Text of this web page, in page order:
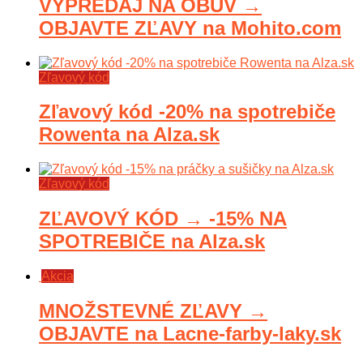
VÝPREDAJ NA OBUV →
OBJAVTE ZĽAVY na Mohito.com
Zľavový kód
Zľavový kód -20% na spotrebiče
Rowenta na Alza.sk
Zľavový kód
ZĽAVOVÝ KÓD → -15% NA
SPOTREBIČE na Alza.sk
Akcia
MNOŽSTEVNÉ ZĽAVY →
OBJAVTE na Lacne-farby-laky.sk